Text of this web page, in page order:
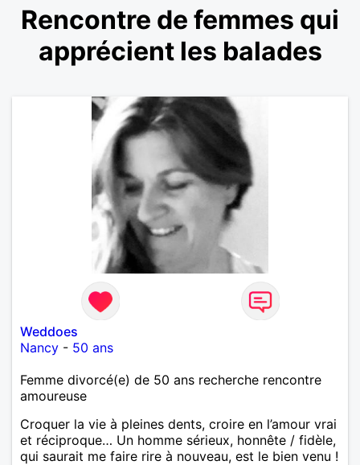
Rencontre de femmes qui
apprécient les balades
Weddoes
Nancy - 50 ans
Femme divorcé(e) de 50 ans recherche rencontre
amoureuse
Croquer la vie à pleines dents, croire en l’amour vrai
et réciproque… Un homme sérieux, honnête / fidèle,
qui saurait me faire rire à nouveau, est le bien venu !